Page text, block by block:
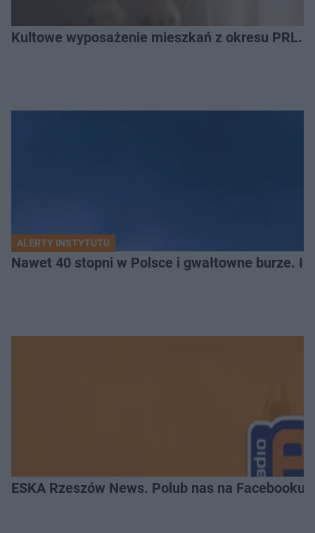
Kultowe wyposażenie mieszkań z okresu PRL.
ALERTY INSTYTUTU
Nawet 40 stopni w Polsce i gwałtowne burze.
ESKA Rzeszów News. Polub nas na Facebooku!